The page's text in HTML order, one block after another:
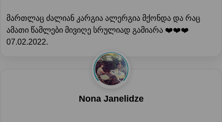
მართლაც ძალიან კარგია ალერგია მქონდა და რაც
ამათი წამლები მივიღე სრულიად გამიარა ❤️❤️❤️
07.02.2022.
Nona Janelidze